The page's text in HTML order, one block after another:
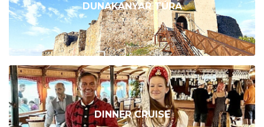
DUNAKANYAR TÚRA
DINNER CRUISE